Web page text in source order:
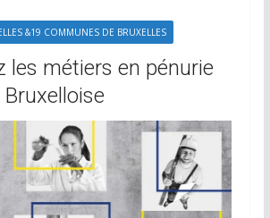
&19 COMMUNES DE BRUXELLES
les métiers en pénurie